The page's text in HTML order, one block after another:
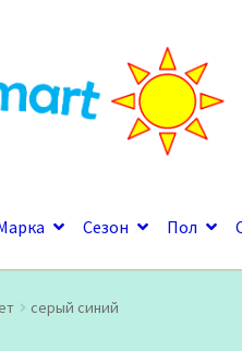
Сезон Пол
серый синий